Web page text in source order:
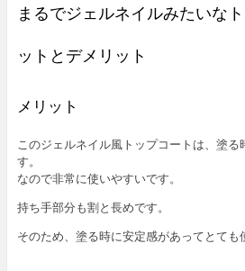
まるでジェルネイルみたいな
ットとデメリット
メリット
このジェルネイル風トップコートは、塗る
す。
なので非常に使いやすいです。
持ち手部分も割と長めです。
そのため、塗る時に安定感があってとても